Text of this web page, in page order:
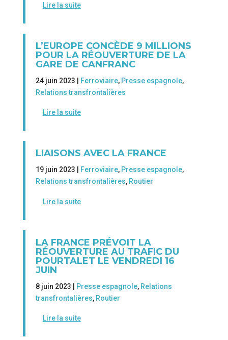
Lire la suite
L’EUROPE CONCÈDE 9 MILLIONS
POUR LA RÉOUVERTURE DE LA
GARE DE CANFRANC
24 juin 2023 | Ferroviaire, Presse espagnole,
Relations transfrontalières
Lire la suite
LIAISONS AVEC LA FRANCE
19 juin 2023 | Ferroviaire, Presse espagnole,
Relations transfrontalières, Routier
Lire la suite
LA FRANCE PRÉVOIT LA
RÉOUVERTURE AU TRAFIC DU
POURTALET LE VENDREDI 16
JUIN
8 juin 2023 | Presse espagnole, Relations
transfrontalières, Routier
Lire la suite